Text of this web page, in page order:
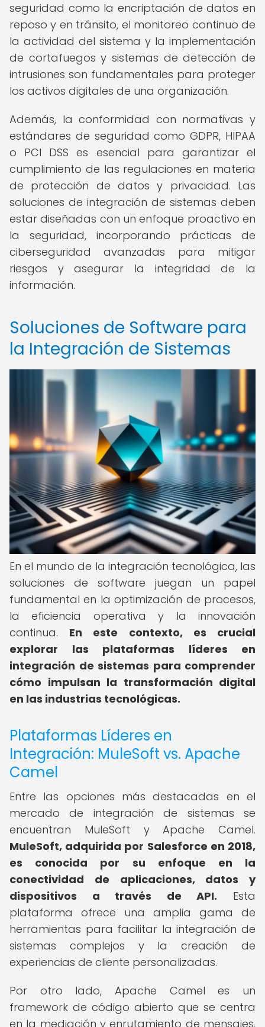
seguridad como la encriptación de datos en
reposo y en tránsito, el monitoreo continuo de
la actividad del sistema y la implementación
de cortafuegos y sistemas de detección de
intrusiones son fundamentales para proteger
los activos digitales de una organización.
Además, la conformidad con normativas y
estándares de seguridad como GDPR, HIPAA
o PCI DSS es esencial para garantizar el
cumplimiento de las regulaciones en materia
de protección de datos y privacidad. Las
soluciones de integración de sistemas deben
estar diseñadas con un enfoque proactivo en
la seguridad, incorporando prácticas de
ciberseguridad avanzadas para mitigar
riesgos y asegurar la integridad de la
información.
Soluciones de Software para
la Integración de Sistemas
En el mundo de la integración tecnológica, las
soluciones de software juegan un papel
fundamental en la optimización de procesos,
la eficiencia operativa y la innovación
continua. En este contexto, es crucial
explorar las plataformas líderes en
integración de sistemas para comprender
cómo impulsan la transformación digital
en las industrias tecnológicas.
Plataformas Líderes en
Integración: MuleSoft vs. Apache
Camel
Entre las opciones más destacadas en el
mercado de integración de sistemas se
encuentran MuleSoft y Apache Camel.
MuleSoft, adquirida por Salesforce en 2018,
es conocida por su enfoque en la
conectividad de aplicaciones, datos y
dispositivos a través de API. Esta
plataforma ofrece una amplia gama de
herramientas para facilitar la integración de
sistemas complejos y la creación de
experiencias de cliente personalizadas.
Por otro lado, Apache Camel es un
framework de código abierto que se centra
en la mediación y enrutamiento de mensajes.